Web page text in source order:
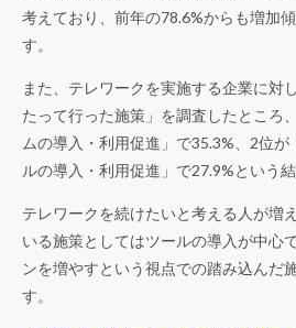
考えており、前年の78.6%からも増加
す。
また、テレワークを実施する企業に対
たって行った施策」を調査したところ
ムの導入・利用促進」で35.3%、2位
ルの導入・利用促進」で27.9%という結
テレワークを続けたいと考える人が増
いる施策としてはツールの導入が中心
ンを増やすという視点での踏み込んだ
す。